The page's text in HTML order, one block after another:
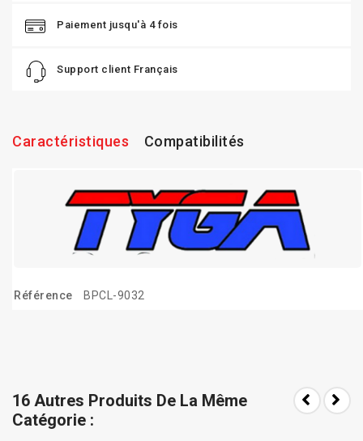
Paiement jusqu'à 4 fois
Support client Français
Caractéristiques Compatibilités
Référence BPCL-9032
16 Autres Produits De La Même
Catégorie :